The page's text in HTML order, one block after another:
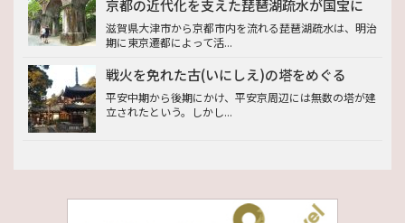
京都の近代化を支えた琵琶湖疏水が国宝に
滋賀県大津市から京都市内を流れる琵琶湖疏水は、明治
期に東京遷都によって活...
戦火を免れた古(いにしえ)の塔をめぐる
平安中期から後期にかけ、平安京周辺には無数の塔が建
立されたという。しかし...